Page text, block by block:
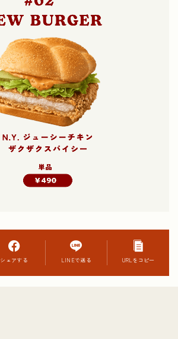
シェアする LINEで送る URLをコピー